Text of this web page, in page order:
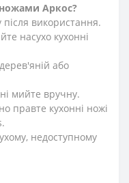
Аркос?
після використання.
насухо кухонні
або
мийте вручну.
правте кухонні ножі
недоступному